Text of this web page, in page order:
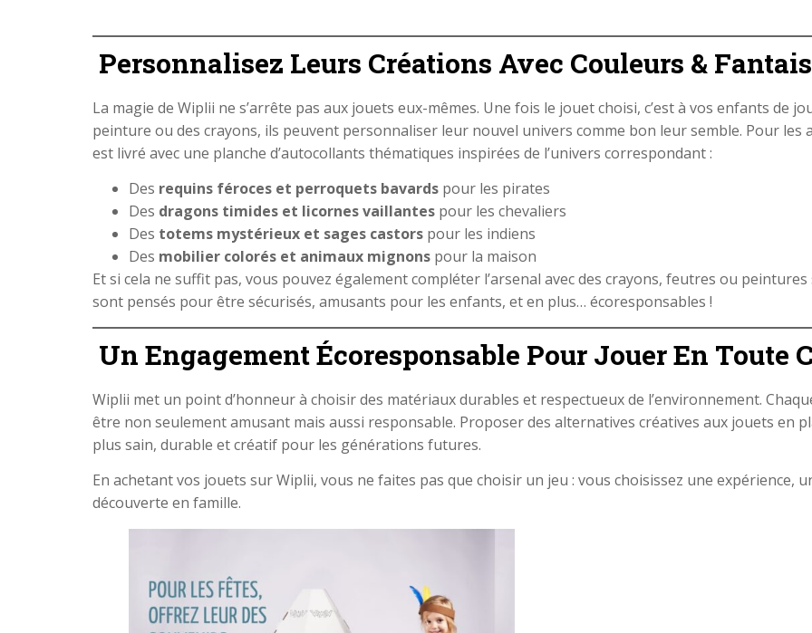
Personnalisez Leurs Créations Avec Couleurs &
La magie de Wiplii ne s’arrête pas aux jouets eux-mêmes. Une fois le jouet choisi, c’est à vos enfants de
peinture ou des crayons, ils peuvent personnaliser leur nouvel univers comme bon leur semble. Pour les
est livré avec une planche d’autocollants thématiques inspirées de l’univers correspondant :
Des requins féroces et perroquets bavards pour les pirates
Des dragons timides et licornes vaillantes pour les chevaliers
Des totems mystérieux et sages castors pour les indiens
Des mobilier colorés et animaux mignons pour la maison
Et si cela ne suffit pas, vous pouvez également compléter l’arsenal avec des crayons, feutres ou
sont pensés pour être sécurisés, amusants pour les enfants, et en plus… écoresponsables !
Un Engagement Écoresponsable Pour Jouer En Toute
Wiplii met un point d’honneur à choisir des matériaux durables et respectueux de l’environnement.
être non seulement amusant mais aussi responsable. Proposer des alternatives créatives aux jouets en
plus sain, durable et créatif pour les générations futures.
En achetant vos jouets sur Wiplii, vous ne faites pas que choisir un jeu : vous choisissez une expérience,
découverte en famille.